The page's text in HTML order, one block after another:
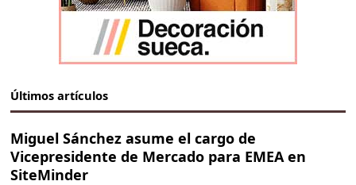
Últimos artículos
Miguel Sánchez asume el cargo de
Vicepresidente de Mercado para EMEA en
SiteMinder